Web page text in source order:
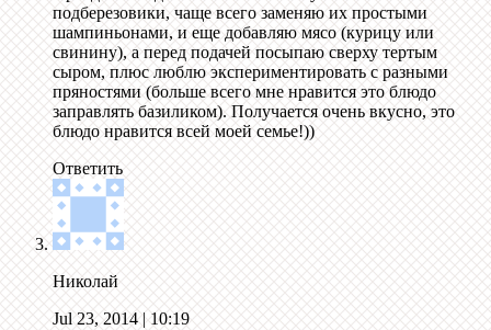
подберезовики, чаще всего заменяю их простыми
шампиньонами, и еще добавляю мясо (курицу или
свинину), а перед подачей посыпаю сверху тертым
сыром, плюс люблю экспериментировать с разными
пряностями (больше всего мне нравится это блюдо
заправлять базиликом). Получается очень вкусно, это
блюдо нравится всей моей семье!))
Ответить
Николай
Jul 23, 2014| 10:19